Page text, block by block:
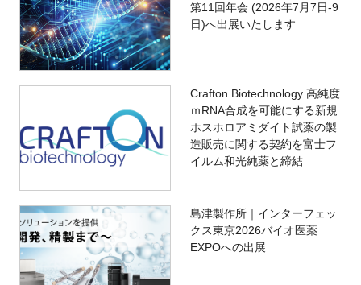
第11回年会 (2026年7月7日-9
日)へ出展いたします
Crafton Biotechnology 高純度
ｍRNA合成を可能にする新規
ホスホロアミダイト試薬の製
造販売に関する契約を富士フ
イルム和光純薬と締結
島津製作所｜インターフェッ
クス東京2026バイオ医薬
EXPOへの出展